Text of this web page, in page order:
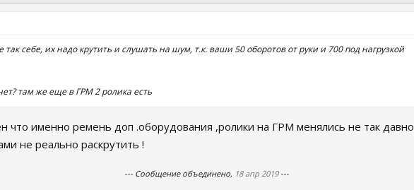
себе, их надо крутить и слушать на шум, т.к. ваши 50 оборотов от руки и 700 под нагрузкой
там же еще в ГРМ 2 ролика есть
что именно ремень доп .оборудования ,ролики на ГРМ менялись не так
не реально раскрутить !
--- Сообщение объединено, 18 апр 2019---